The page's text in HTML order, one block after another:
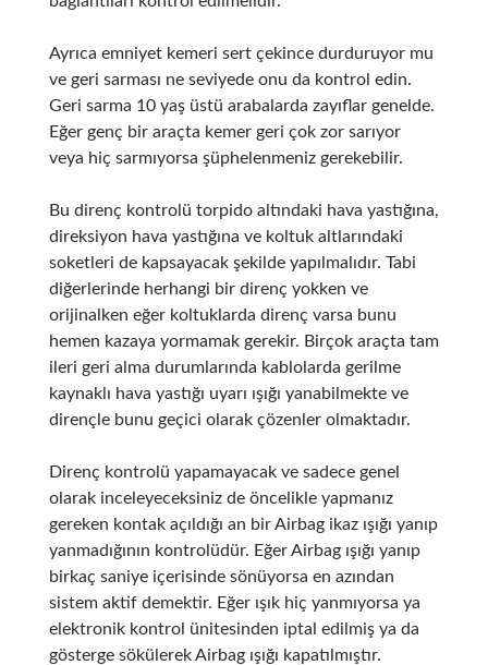
Ayrıca emniyet kemeri sert çekince durduruyor mu
ve geri sarması ne seviyede onu da kontrol edin.
Geri sarma 10 yaş üstü arabalarda zayıflar genelde.
Eğer genç bir araçta kemer geri çok zor sarıyor
veya hiç sarmıyorsa şüphelenmeniz gerekebilir.
Bu direnç kontrolü torpido altındaki hava yastığına,
direksiyon hava yastığına ve koltuk altlarındaki
soketleri de kapsayacak şekilde yapılmalıdır. Tabi
diğerlerinde herhangi bir direnç yokken ve
orijinalken eğer koltuklarda direnç varsa bunu
hemen kazaya yormamak gerekir. Birçok araçta tam
ileri geri alma durumlarında kablolarda gerilme
kaynaklı hava yastığı uyarı ışığı yanabilmekte ve
dirençle bunu geçici olarak çözenler olmaktadır.
Direnç kontrolü yapamayacak ve sadece genel
olarak inceleyeceksiniz de öncelikle yapmanız
gereken kontak açıldığı an bir Airbag ikaz ışığı yanıp
yanmadığının kontrolüdür. Eğer Airbag ışığı yanıp
birkaç saniye içerisinde sönüyorsa en azından
sistem aktif demektir. Eğer ışık hiç yanmıyorsa ya
elektronik kontrol ünitesinden iptal edilmiş ya da
gösterge sökülerek Airbag ışığı kapatılmıştır.